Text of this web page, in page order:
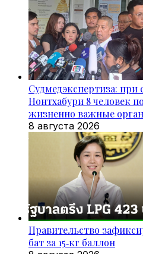
Судмедэкспертиза: при
Нонтхабури 8 человек
жизненно важные
8 августа 2026
Правительство
бат за 15‑кг баллон